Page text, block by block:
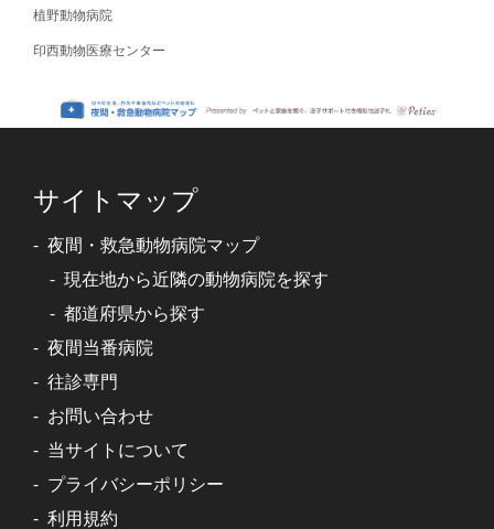
植野動物病院
印西動物医療センター
サイトマップ
夜間・救急動物病院マップ
現在地から近隣の動物病院を探す
都道府県から探す
夜間当番病院
往診専門
お問い合わせ
当サイトについて
プライバシーポリシー
利用規約